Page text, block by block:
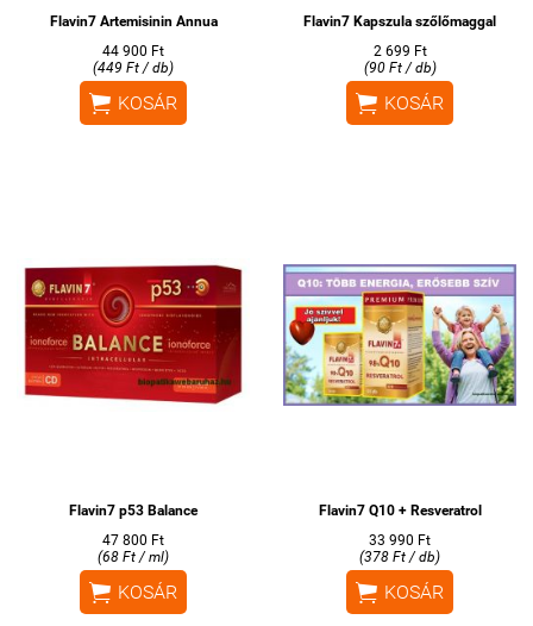
Flavin7 Artemisinin Annua
44 900 Ft
(449 Ft / db)
 KOSÁR
Flavin7 Kapszula szőlőmaggal
2 699 Ft
(90 Ft / db)
 KOSÁR
Flavin7 p53 Balance
47 800 Ft
(68 Ft / ml)
 KOSÁR
Flavin7 Q10 + Resveratrol
33 990 Ft
(378 Ft / db)
 KOSÁR